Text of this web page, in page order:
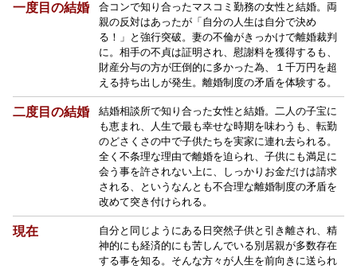
一度目の結婚
合コンで知り合ったマスコミ勤務の女性と結婚。両
親の反対はあったが「自分の人生は自分で決め
る！」と強行突破。妻の不倫がきっかけで離婚裁判
に。相手の不貞は証明され、慰謝料を獲得するも、
財産分与の方が圧倒的に多かった為、１千万円を超
える持ち出しが発生。離婚制度の矛盾を体験する。
二度目の結婚
結婚相談所で知り合った女性と結婚。二人の子宝に
も恵まれ、人生で最も幸せな時期を味わうも、転勤
のどさくさの中で子供たちを実家に連れ去られる。
全く不条理な理由で離婚を迫られ、子供にも満足に
会う事を許されない上に、しっかりお金だけは請求
される、というなんとも不合理な離婚制度の矛盾を
改めて突き付けられる。
現在
自分と同じようにある日突然子供と引き離され、精
神的にも経済的にも苦しんでいる別居親が多数存在
する事を知る。そんな方々が人生を前向きに送られ